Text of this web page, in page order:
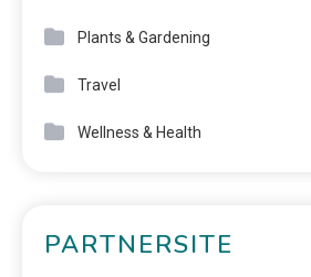
Plants & Gardening
Travel
Wellness & Health
PARTNERSITE